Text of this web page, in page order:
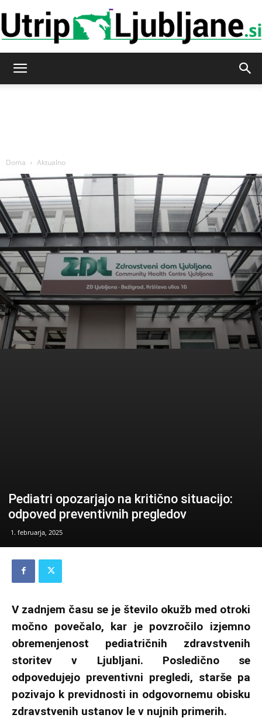
Doma Aktualno
Pediatri opozarjajo na kritično situacijo:
odpoved preventivnih pregledov
1. februarja, 2025
V zadnjem času se je število okužb med otroki
močno povečalo, kar je povzročilo izjemno
obremenjenost pediatričnih zdravstvenih
storitev v Ljubljani. Posledično se
odpovedujejo preventivni pregledi, starše pa
pozivajo k previdnosti in odgovornemu obisku
zdravstvenih ustanov le v nujnih primerih.